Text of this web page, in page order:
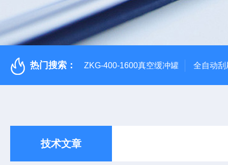
热门搜索： ZKG-400-1600真空缓冲罐 全自动刮
技术文章